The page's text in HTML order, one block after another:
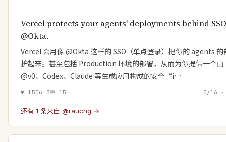
Vercel protects your agents' deployments behind
@Okta.
Vercel 会用像 @Okta 这样的 SSO（单点登录）把你的 agents 的
护起来。甚至包括 Production 环境的部署，从而为你提供一个由
@v0、Codex、Claude 等生成应用构成的安全“i…
♥ 150↻ 3💬 15 5/16
还有 1 条来自 @rauchg →